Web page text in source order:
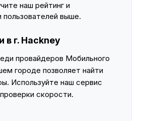
наш рейтинг и
выше.
в г. Hackney
провайдеров Мобильного
городе позволяет найти
Используйте наш сервис
скорости.